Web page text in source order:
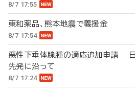
8/7 17:55
東和薬品、熊本地震で義援金
8/7 17:54
悪性下垂体腺腫の適応追加申請 日
先発に沿って
8/7 17:24